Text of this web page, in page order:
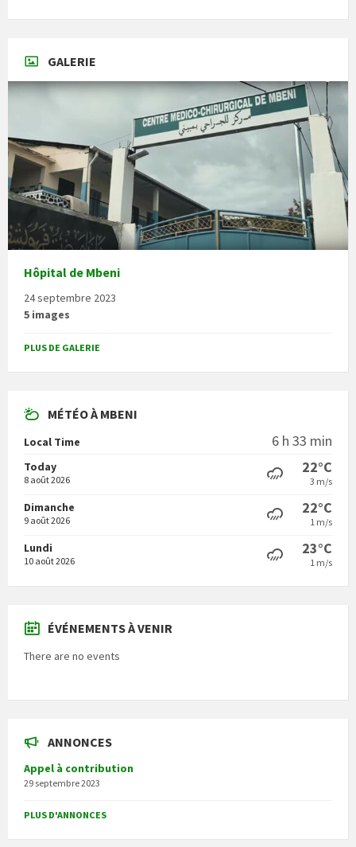
GALERIE
Hôpital de Mbeni
24 septembre 2023
5 images
PLUS DE GALERIE
MÉTÉO À MBENI
Local Time 6 h 33 min
Today
8 août 2026
22°C
3 m/s
Dimanche
9 août 2026
22°C
1 m/s
Lundi
10 août 2026
23°C
1 m/s
ÉVÉNEMENTS À VENIR
There are no events
ANNONCES
Appel à contribution
29 septembre 2023
PLUS D'ANNONCES